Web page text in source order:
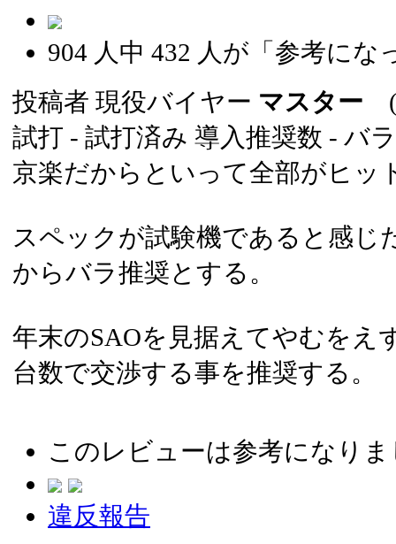
904 人中 432 人が「参考にな
投稿者 現役バイヤー マスター
試打 - 試打済み 導入推奨数 - バ
京楽だからといって全部がヒッ
スペックが試験機であると感じ
からバラ推奨とする。
年末のSAOを見据えてやむをえ
台数で交渉する事を推奨する。
このレビューは参考になり
違反報告